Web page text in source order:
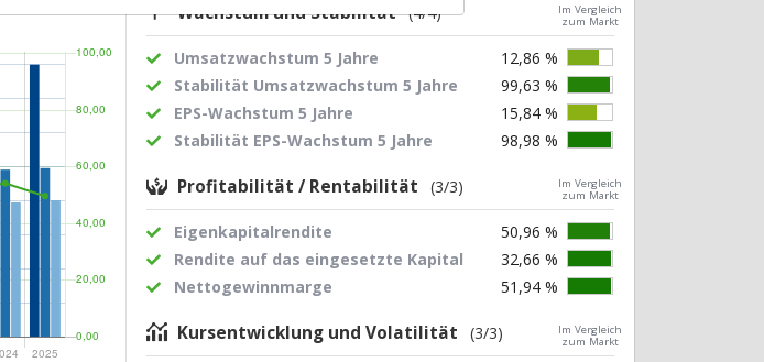
Wachstum und Stabilität (4/4)
Im Vergleich
zum Markt
Umsatzwachstum 5 Jahre
12,86 %
Stabilität Umsatzwachstum 5 Jahre
99,63 %
EPS-Wachstum 5 Jahre
15,84 %
Stabilität EPS-Wachstum 5 Jahre
98,98 %
Profitabilität / Rentabilität (3/3)
Im Vergleich
zum Markt
Eigenkapitalrendite
50,96 %
Rendite auf das eingesetzte Kapital
32,66 %
Nettogewinnmarge
51,94 %
Kursentwicklung und Volatilität (3/3)
Im Vergleich
zum Markt